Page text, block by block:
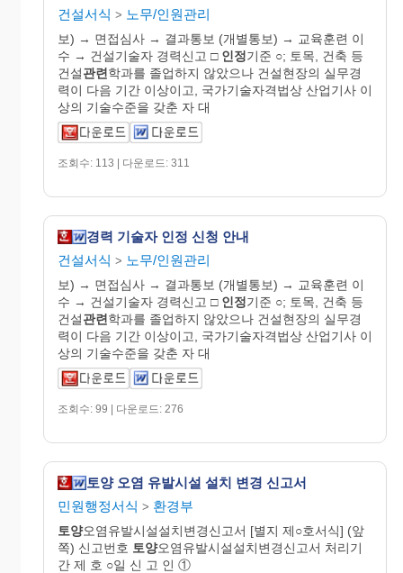
건설서식 > 노무/인원관리
보) → 면접심사 → 결과통보 (개별통보) → 교육훈련 이
수 → 건설기술자 경력신고 □ 인정기준 ○; 토목, 건축 등
건설관련학과를 졸업하지 않았으나 건설현장의 실무경
력이 다음 기간 이상이고, 국가기술자격법상 산업기사 이
상의 기술수준을 갖춘 자 대
조회수: 113 | 다운로드: 311
경력 기술자 인정 신청 안내
건설서식 > 노무/인원관리
보) → 면접심사 → 결과통보 (개별통보) → 교육훈련 이
수 → 건설기술자 경력신고 □ 인정기준 ○; 토목, 건축 등
건설관련학과를 졸업하지 않았으나 건설현장의 실무경
력이 다음 기간 이상이고, 국가기술자격법상 산업기사 이
상의 기술수준을 갖춘 자 대
조회수: 99 | 다운로드: 276
토양 오염 유발시설 설치 변경 신고서
민원행정서식 > 환경부
토양오염유발시설설치변경신고서 [별지 제○호서식] (앞
쪽) 신고번호 토양오염유발시설설치변경신고서 처리기
간 제 호 ○일 신 고 인 ①